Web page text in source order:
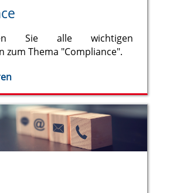
Sie alle wichtigen
zum Thema "Compliance".